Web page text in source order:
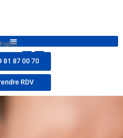
English
81 87 00 70
RDV